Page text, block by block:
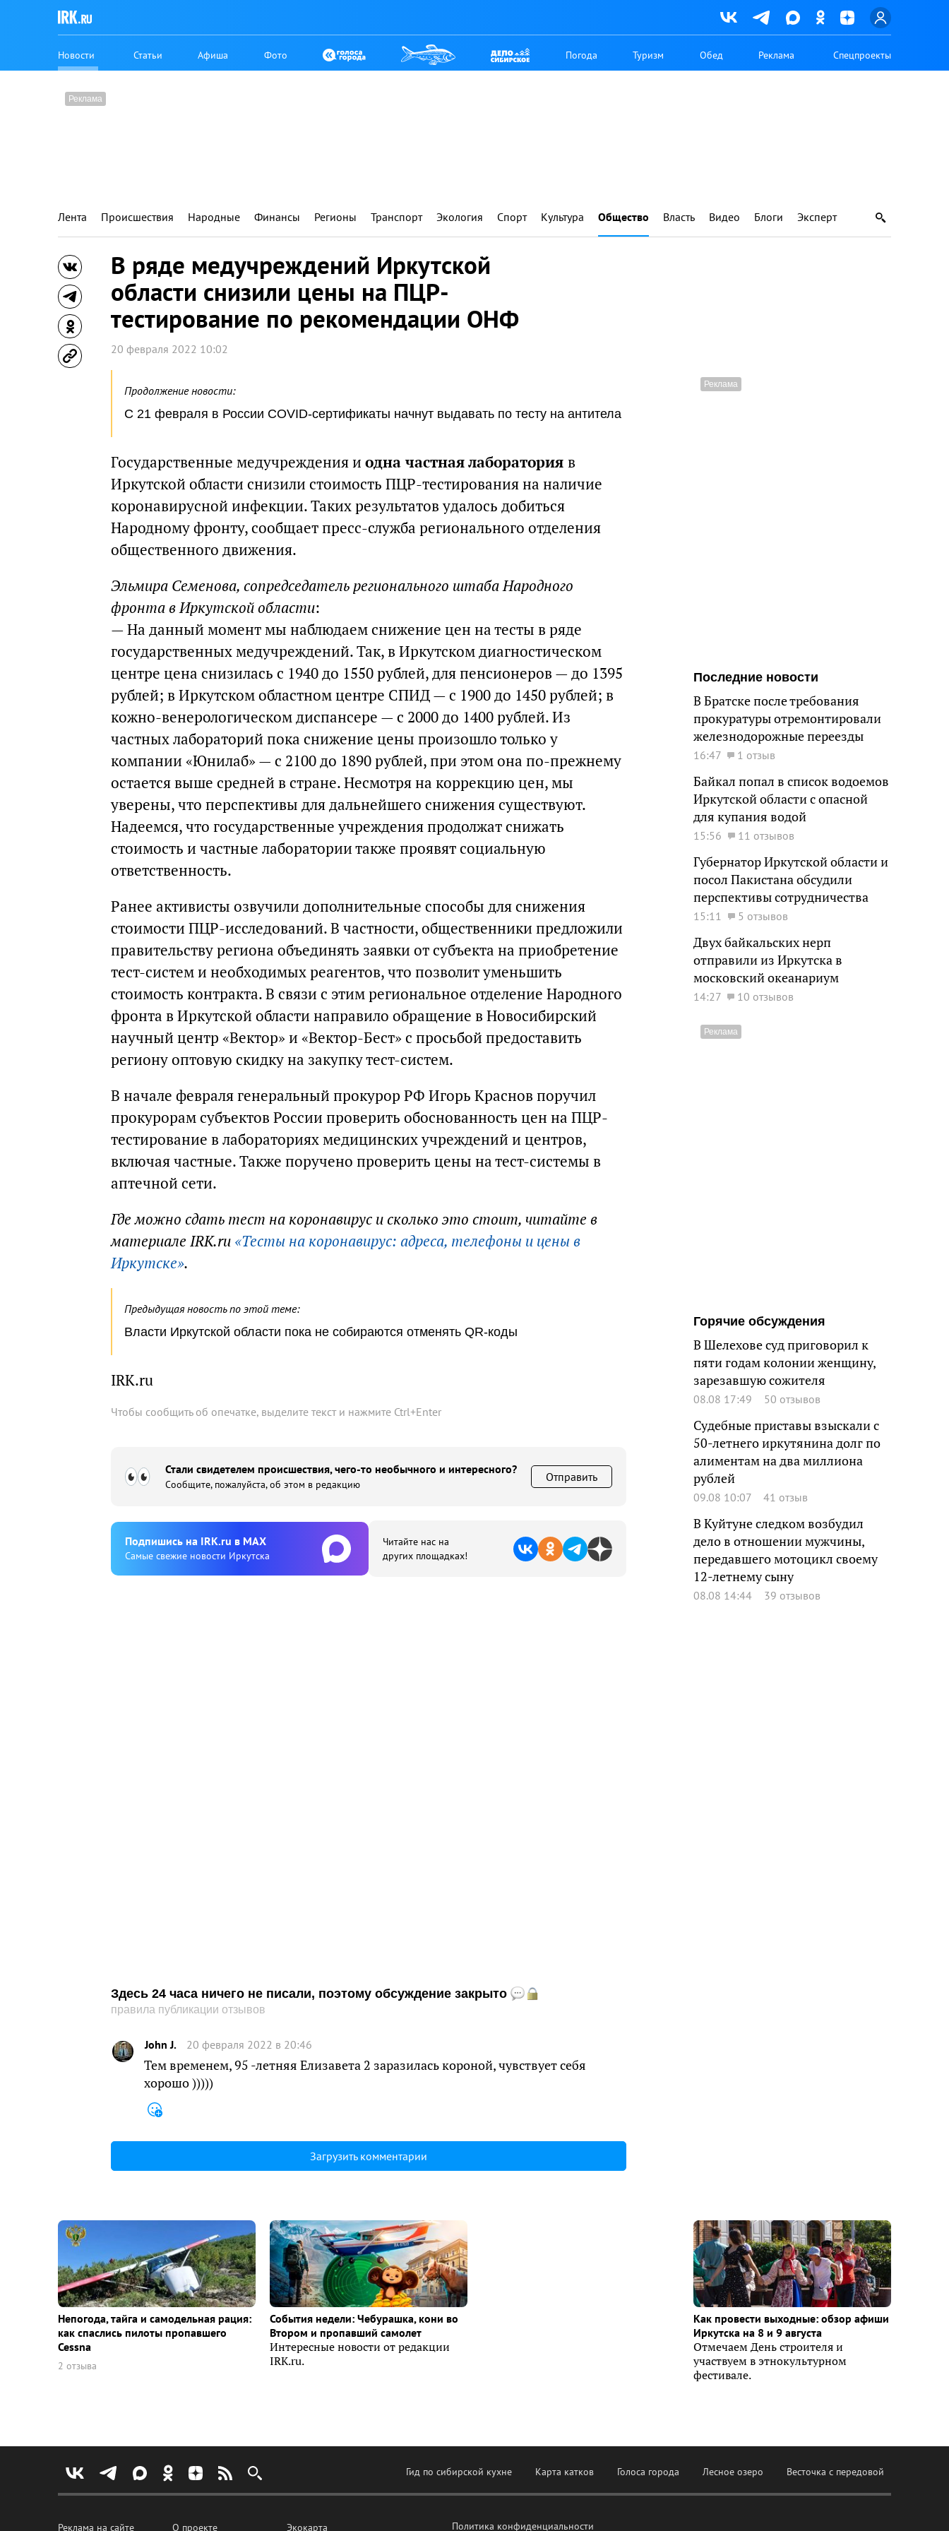
Новости Статьи Афиша Фото Погода Туризм Обед Реклама Спецпроекты
Лента Происшествия Народные Финансы Регионы Транспорт Экология Спорт Культура Общество Власть Видео Блоги Эксперт
В ряде медучреждений Иркутской
области снизили цены на ПЦР-
тестирование по рекомендации ОНФ
20 февраля 2022 10:02
Продолжение новости:
С 21 февраля в России COVID-сертификаты начнут выдавать по тесту на антитела
Государственные медучреждения и одна частная лаборатория в
Иркутской области снизили стоимость ПЦР-тестирования на наличие
коронавирусной инфекции. Таких результатов удалось добиться
Народному фронту, сообщает пресс-служба регионального отделения
общественного движения.
Эльмира Семенова, сопредседатель регионального штаба Народного
фронта в Иркутской области:
— На данный момент мы наблюдаем снижение цен на тесты в ряде
государственных медучреждений. Так, в Иркутском диагностическом
центре цена снизилась с 1940 до 1550 рублей, для пенсионеров — до 1395
рублей; в Иркутском областном центре СПИД — с 1900 до 1450 рублей; в
кожно-венерологическом диспансере — с 2000 до 1400 рублей. Из
частных лабораторий пока снижение цены произошло только у
компании «Юнилаб» — с 2100 до 1890 рублей, при этом она по-прежнему
остается выше средней в стране. Несмотря на коррекцию цен, мы
уверены, что перспективы для дальнейшего снижения существуют.
Надеемся, что государственные учреждения продолжат снижать
стоимость и частные лаборатории также проявят социальную
ответственность.
Ранее активисты озвучили дополнительные способы для снижения
стоимости ПЦР-исследований. В частности, общественники предложили
правительству региона объединять заявки от субъекта на приобретение
тест-систем и необходимых реагентов, что позволит уменьшить
стоимость контракта. В связи с этим региональное отделение Народного
фронта в Иркутской области направило обращение в Новосибирский
научный центр «Вектор» и «Вектор-Бест» с просьбой предоставить
региону оптовую скидку на закупку тест-систем.
В начале февраля генеральный прокурор РФ Игорь Краснов поручил
прокурорам субъектов России проверить обоснованность цен на ПЦР-
тестирование в лабораториях медицинских учреждений и центров,
включая частные. Также поручено проверить цены на тест-системы в
аптечной сети.
Где можно сдать тест на коронавирус и сколько это стоит, читайте в
материале IRK.ru «Тесты на коронавирус: адреса, телефоны и цены в
Иркутске».
Предыдущая новость по этой теме:
Власти Иркутской области пока не собираются отменять QR-коды
IRK.ru
Чтобы сообщить об опечатке, выделите текст и нажмите Ctrl+Enter
Стали свидетелем происшествия, чего-то необычного и интересного?
Сообщите, пожалуйста, об этом в редакцию
Отправить
Подпишиcь на IRK.ru в MAX
Cамые свежие новости Иркутска
Читайте нас на
других площадках!
Здесь 24 часа ничего не писали, поэтому обсуждение закрыто
правила публикации отзывов
John J. 20 февраля 2022 в 20:46
Тем временем, 95 -летняя Елизавета 2 заразилась короной, чувствует себя
хорошо )))))
Загрузить комментарии
Последние новости
В Братске после требования
прокуратуры отремонтировали
железнодорожные переезды
16:47 1 отзыв
Байкал попал в список водоемов
Иркутской области с опасной
для купания водой
15:56 11 отзывов
Губернатор Иркутской области и
посол Пакистана обсудили
перспективы сотрудничества
15:11 5 отзывов
Двух байкальских нерп
отправили из Иркутска в
московский океанариум
14:27 10 отзывов
Горячие обсуждения
В Шелехове суд приговорил к
пяти годам колонии женщину,
зарезавшую сожителя
08.08 17:49 50 отзывов
Судебные приставы взыскали с
50-летнего иркутянина долг по
алиментам на два миллиона
рублей
09.08 10:07 41 отзыв
В Куйтуне следком возбудил
дело в отношении мужчины,
передавшего мотоцикл своему
12-летнему сыну
08.08 14:44 39 отзывов
Непогода, тайга и самодельная рация:
как спаслись пилоты пропавшего
Cessna
2 отзыва
События недели: Чебурашка, кони во
Втором и пропавший самолет
Интересные новости от редакции
IRK.ru.
Как провести выходные: обзор афиши
Иркутска на 8 и 9 августа
Отмечаем День строителя и
участвуем в этнокультурном
фестивале.
Гид по сибирской кухне Карта катков Голоса города Лесное озеро Весточка с передовой
Реклама на сайте О проекте Экокарта Политика конфиденциальности